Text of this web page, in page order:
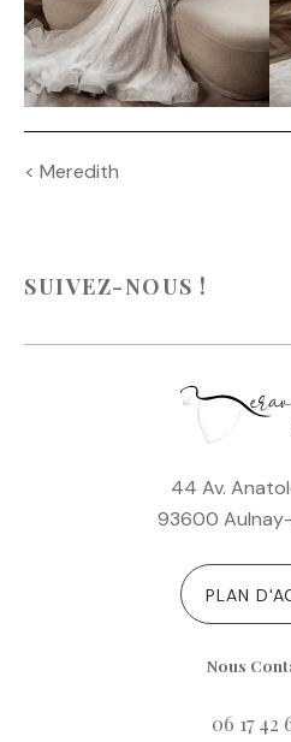
de
< Meredith
SUIVEZ-NOUS !
44 Av.
93600
PLAN
Nous
06 17 42